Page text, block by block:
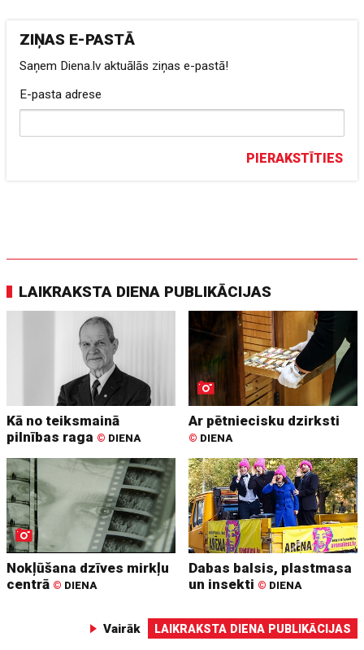
ZIŅAS E-PASTĀ
Saņem Diena.lv aktuālās ziņas e-pastā!
E-pasta adrese
PIERAKSTĪTIES
LAIKRAKSTA DIENA PUBLIKĀCIJAS
Kā no teiksmainā
pilnības raga © DIENA
Ar pētniecisku dzirksti
© DIENA
Nokļūšana dzīves mirkļu
centrā © DIENA
Dabas balsis, plastmasa
un insekti © DIENA
Vairāk LAIKRAKSTA DIENA PUBLIKĀCIJAS